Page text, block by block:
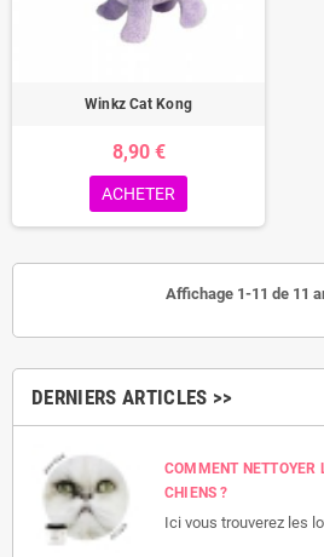
DERNIERS ARTICLES >>
COMMENT NETTOYER
CHIENS ?
Ici vous trouverez les
Winkz Cat Kong
8,90 €
ACHETER
Affichage 1-11 de 11